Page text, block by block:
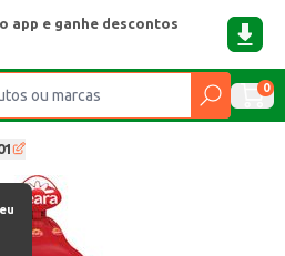
app e ganhe descontos
0